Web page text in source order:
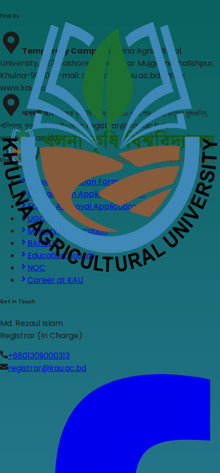
Find Us
Temporary Campus
Khulna Agricultural
University, 327, Jashore Road, Uttar Mujgunni Khalishpur,
Khulna-9000, E-mail: registrar@kau.ac.bd , Web:
www.kau.ac.bd
অস্থায়ী অফিস:খুলনা কৃষি বিশ্ববিদ্যালয়, ৩২৭, যশোর রোড, উত্তর মুজগুন্নি,
খালিশপুর, খুলনা-৯০০০, ই-মেইল: registrar@kau.ac.bd , ওয়েব:
www.kau.ac.bd
Useful Links
Leave Application Form
Upgradation Application Form
Ethical Approval Application
UGC
Ministry of Education
BANBEIS
Education Boards
NOC
Career at KAU
Get in Touch
Md. Rezaul Islam
Registrar (In Charge)
+8801309000313
registrar@kau.ac.bd